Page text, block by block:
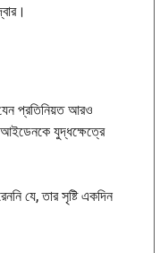
প্রতিনিয়ত আরও
যুদ্ধক্ষেত্রে
যে, তার সৃষ্টি একদিন